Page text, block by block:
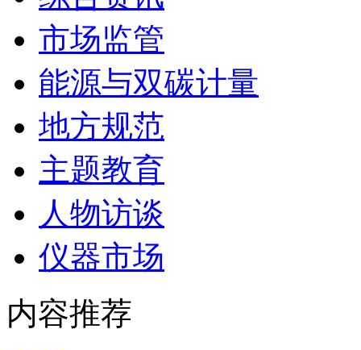
市场监管
能源与双碳计量
地方规范
主题教育
人物访谈
仪器市场
内容推荐